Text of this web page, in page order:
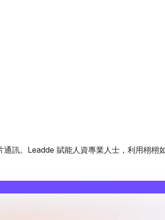
訊。Leadde 賦能人資專業人士，利用栩